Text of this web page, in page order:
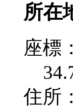
所在
座標：
住所：